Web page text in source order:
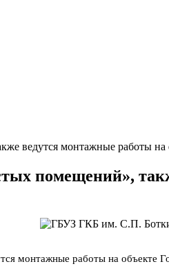
ведутся монтажные работы
помещений»,
монтажные работы на объекте